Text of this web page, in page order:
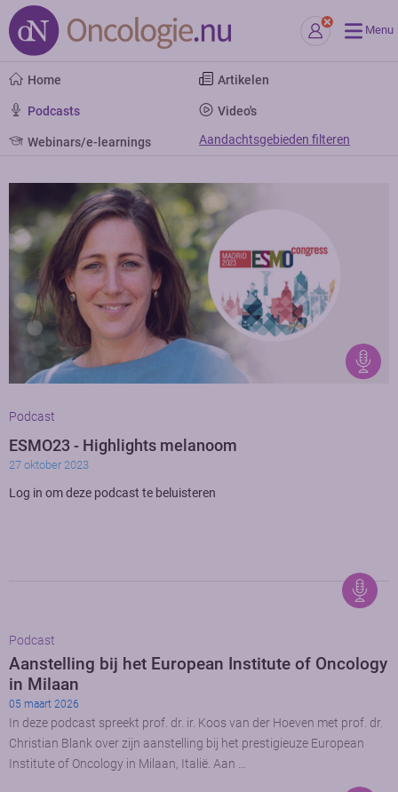
Menu
Home Artikelen
Podcasts Video's
Webinars/e-learnings Aandachtsgebieden filteren
Podcast
ESMO23 - Highlights melanoom
27 oktober 2023
Log in om deze podcast te beluisteren
Podcast
Aanstelling bij het European Institute of Oncology
in Milaan
05 maart 2026
In deze podcast spreekt prof. dr. ir. Koos van der Hoeven met prof. dr.
Christian Blank over zijn aanstelling bij het prestigieuze European
Institute of Oncology in Milaan, Italië. Aan …